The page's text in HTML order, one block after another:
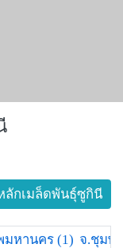
ลักเมล็ดพันธุ์ซูกินี
มหานคร (1) จ.ชุมพ